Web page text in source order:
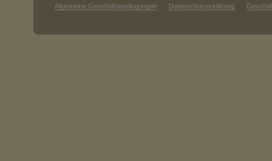
Allgemeine Geschäftsbedingungen Datenschutzerklärung